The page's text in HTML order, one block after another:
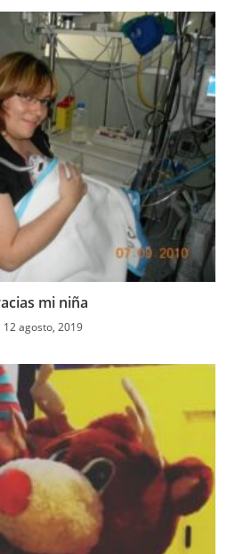
mi niña
12 agosto, 2019